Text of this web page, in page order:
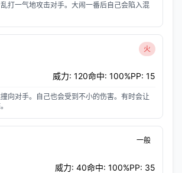
打一气地攻击对手。大闹一番后自己会陷入混
火
威力: 120命中: 100%PP: 15
向对手。自己也会受到不小的伤害。有时会让
一般
威力: 40命中: 100%PP: 35